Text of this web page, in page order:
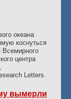
океана
коснуться
Всемирного
центра
Letters.
вымерли